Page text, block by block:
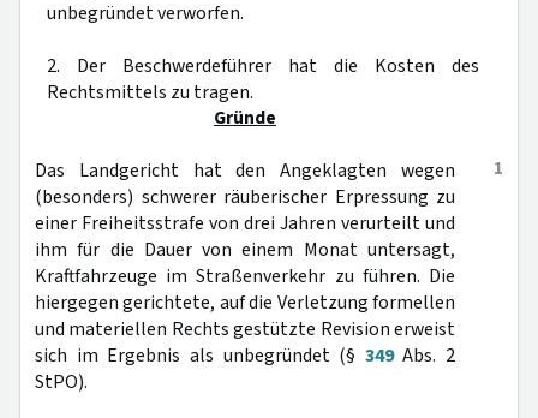
unbegründet verworfen.
2. Der Beschwerdeführer hat die Kosten des
Rechtsmittels zu tragen.
Gründe
1
Das Landgericht hat den Angeklagten wegen
(besonders) schwerer räuberischer Erpressung zu
einer Freiheitsstrafe von drei Jahren verurteilt und
ihm für die Dauer von einem Monat untersagt,
Kraftfahrzeuge im Straßenverkehr zu führen. Die
hiergegen gerichtete, auf die Verletzung formellen
und materiellen Rechts gestützte Revision erweist
sich im Ergebnis als unbegründet (§ 349Abs. 2
StPO).